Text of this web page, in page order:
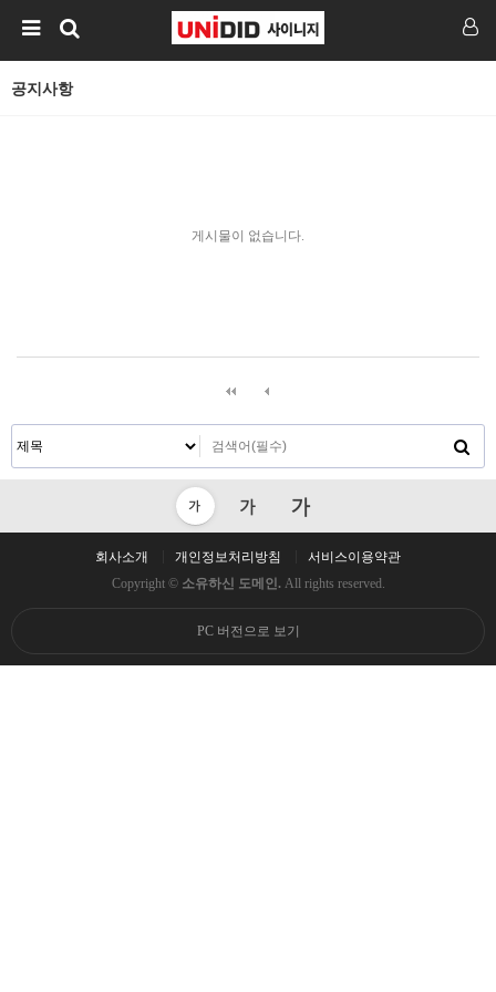
공지사항
게시물이 없습니다.
회사소개 개인정보처리방침
서비스이용약관
Copyright © 소유하신 도메인. All rights reserved.
PC 버전으로 보기